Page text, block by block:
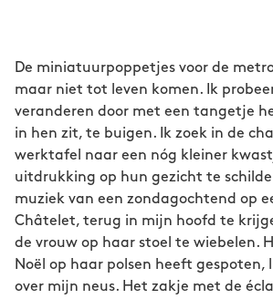
De miniatuurpoppetjes voor de
maar niet tot leven komen. Ik
veranderen door met een tangetje
in hen zit, te buigen. Ik zoek in de
werktafel naar een nóg kleiner
uitdrukking op hun gezicht te
muziek van een zondagochtend op
Châtelet, terug in mijn hoofd te
de vrouw op haar stoel te wiebelen.
Noël op haar polsen heeft gespoten,
over mijn neus. Het zakje met de